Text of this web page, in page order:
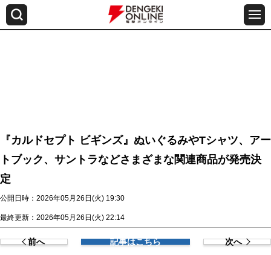
『カルドセプト ビギンズ』ぬいぐるみやTシャツ、アー
トブック、サントラなどさまざまな関連商品が発売決
定
公開日時：2026年05月26日(火) 19:30
最終更新：2026年05月26日(火) 22:14
前へ 記事はこちら 次へ